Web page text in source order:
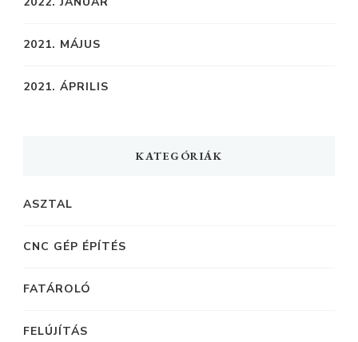
2021. MÁJUS
2021. ÁPRILIS
KATEGÓRIÁK
ASZTAL
CNC GÉP ÉPÍTÉS
FATÁROLÓ
FELÚJÍTÁS